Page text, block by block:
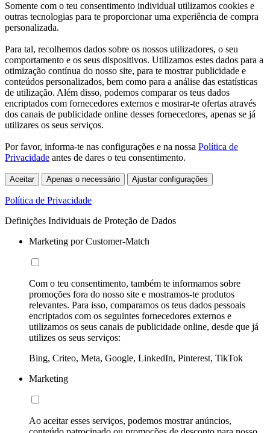
Somente com o teu consentimento individual utilizamos cookies e
outras tecnologias para te proporcionar uma experiência de compra
personalizada.
Para tal, recolhemos dados sobre os nossos utilizadores, o seu
comportamento e os seus dispositivos. Utilizamos estes dados para a
otimização contínua do nosso site, para te mostrar publicidade e
conteúdos personalizados, bem como para a análise das estatísticas
de utilização. Além disso, podemos comparar os teus dados
encriptados com fornecedores externos e mostrar-te ofertas através
dos canais de publicidade online desses fornecedores, apenas se já
utilizares os seus serviços.
Por favor, informa-te nas configurações e na nossa Política de
Privacidade antes de dares o teu consentimento.
Aceitar Apenas o necessário Ajustar configurações
Política de Privacidade
Definições Individuais de Proteção de Dados
Marketing por Customer-Match
Com o teu consentimento, também te informamos sobre
promoções fora do nosso site e mostramos-te produtos
relevantes. Para isso, comparamos os teus dados pessoais
encriptados com os seguintes fornecedores externos e
utilizamos os seus canais de publicidade online, desde que já
utilizes os seus serviços:
Bing, Criteo, Meta, Google, LinkedIn, Pinterest, TikTok
Marketing
Ao aceitar esses serviços, podemos mostrar anúncios,